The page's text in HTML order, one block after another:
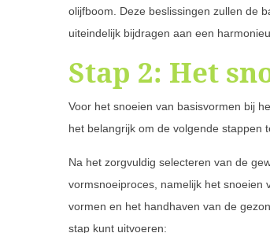
olijfboom. Deze beslissingen zullen de
uiteindelijk bijdragen aan een
Stap 2: Het
Voor het snoeien van basisvormen bij
het belangrijk om de volgende stappen
Na het zorgvuldig selecteren van de
vormsnoeiproces, namelijk het snoeien
vormen en het handhaven van de
stap kunt uitvoeren: